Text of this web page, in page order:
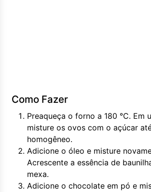
Como Fazer
Preaqueça o forno a 180 °C. Em
misture os ovos com o açúcar
homogêneo.
Adicione o óleo e misture
Acrescente a essência de
mexa.
Adicione o chocolate em pó e